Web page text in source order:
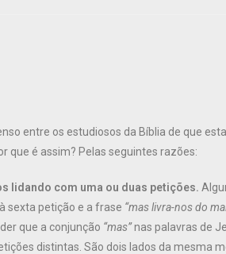
entre os estudiosos da Bíblia de que
que é assim? Pelas seguintes razões:
lidando com uma ou duas petições.
sexta petição e a frase “mas livra-nos do
que a conjunção “mas”nas palavras de
distintas. São dois lados da mesma